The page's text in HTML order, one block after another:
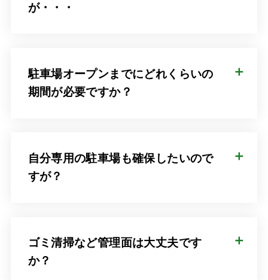
が・・・
駐車場オープンまでにどれくらいの
期間が必要ですか？
自分専用の駐車場も確保したいので
すが？
ゴミ清掃など管理面は大丈夫です
か？